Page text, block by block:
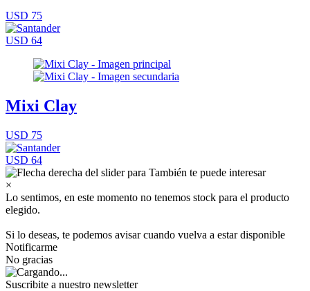
USD 75
USD 64
Mixi Clay
USD 75
USD 64
×
Lo sentimos, en este momento no tenemos stock para el producto
elegido.
Si lo deseas, te podemos avisar cuando vuelva a estar disponible
Notificarme
No gracias
Suscribite a nuestro newsletter